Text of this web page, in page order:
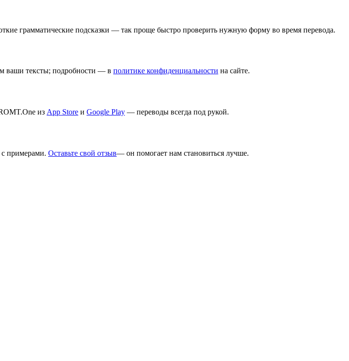
грамматические подсказки — так проще быстро проверить нужную форму во время перевода.
ваши тексты; подробности — в политике конфиденциальности на сайте.
из App Store и Google Play — переводы всегда под рукой.
с примерами. Оставьте свой отзыв— он помогает нам становиться лучше.